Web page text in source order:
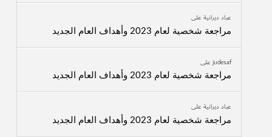
عباد ديرانيةعلى
مراجعة شخصية لعام 2023 وأهداف العام الجديد
judesafعلى
مراجعة شخصية لعام 2023 وأهداف العام الجديد
عباد ديرانيةعلى
مراجعة شخصية لعام 2023 وأهداف العام الجديد